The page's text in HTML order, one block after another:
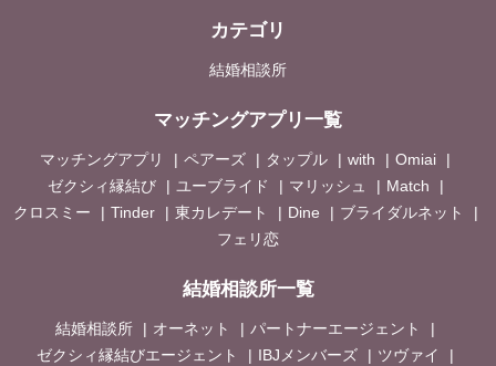
カテゴリ
結婚相談所
マッチングアプリ一覧
マッチングアプリ ペアーズ タップル with
Omiai
ゼクシィ縁結び
ユーブライド マリッシュ
Match
クロスミー
Tinder 東カレデート Dine
ブライダルネット
フェリ恋
結婚相談所一覧
結婚相談所 オーネット
パートナーエージェント
ゼクシィ縁結びエージェント
IBJメンバーズ
ツヴァイ